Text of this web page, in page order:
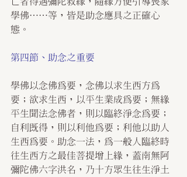
學佛……等，皆是助念應具之正確心
態。
第四節、助念之重要
學佛以念佛為要，念佛以求生西方為
要；欲求生西，以平生業成為要；無緣
平生聞法念佛者，則以臨終淨念為要；
自利既得，則以利他為要；利他以助人
生西為要。助念一法，為一般人臨終時
往生西方之最佳菩提增上緣，蓋南無阿
彌陀佛六字洪名，乃十方眾生往生淨土